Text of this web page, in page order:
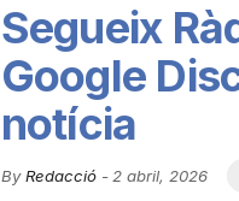
u
Segueix
Google
notícia
By Redacció- 2 abril, 2026